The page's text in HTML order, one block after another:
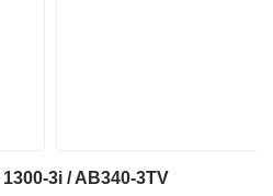
3i / AB340-3TV